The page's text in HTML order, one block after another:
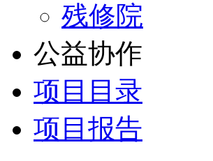
残修院
公益协作
项目目录
项目报告